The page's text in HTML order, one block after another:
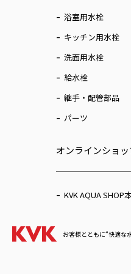
浴室用水栓
キッチン用水栓
洗面用水栓
給水栓
継手・配管部品
パーツ
オンラインショ
KVK AQUA SHOP
お客様とともに“快適な